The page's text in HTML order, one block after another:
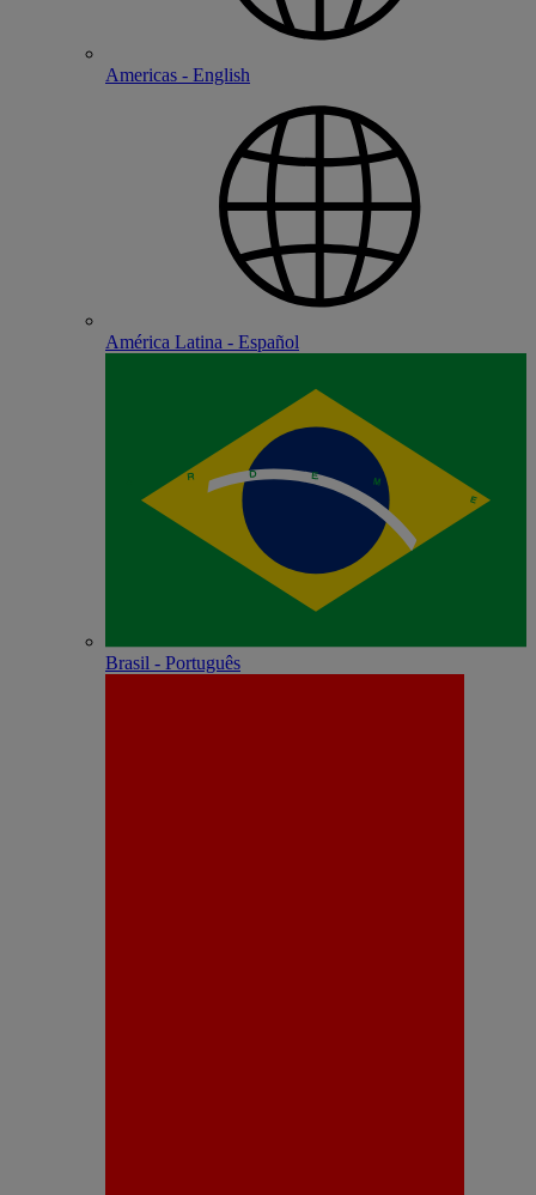
Americas - English
América Latina - Español
Brasil - Português